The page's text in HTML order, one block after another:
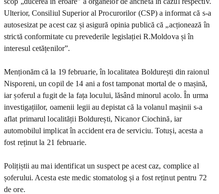
Ulterior, Consiliul Superior al Procurorilor (CSP) a informat că s-a
autosesizat pe acest caz și asigură opinia publică că „acționează în
strictă conformitate cu prevederile legislației R.Moldova și în
interesul cetățenilor”.
Menționăm că la 19 februarie, în localitatea Boldurești din raionul
Nisporeni, un copil de 14 ani a fost tamponat mortal de o mașină,
iar șoferul a fugit de la fața locului, lăsând minorul acolo. În urma
investigațiilor, oamenii legii au depistat că la volanul mașinii s-a
aflat primarul localității Boldurești, Nicanor Ciochină, iar
automobilul implicat în accident era de serviciu. Totuși, acesta a
fost reținut la 21 februarie.
Polițiștii au mai identificat un suspect pe acest caz, complice al
șoferului. Acesta este medic stomatolog și a fost reținut pentru 72
de ore.